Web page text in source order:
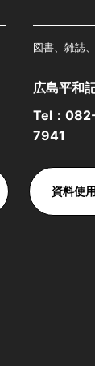
図書、雑誌
広島平和
Tel：
7941
資料使